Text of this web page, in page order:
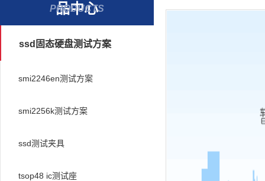
品中心
PRODUCTS
ssd固态硬盘测试方案
smi2246en测试方案
smi2256k测试方案
ssd测试夹具
tsop48 ic测试座